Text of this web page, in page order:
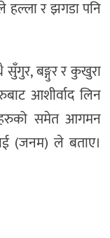
हल्ला र झगडा पनि
सुँगुर, बङ्गुर र कुखुरा
आशीर्वाद लिन
समेत आगमन
(जनम) ले बताए।